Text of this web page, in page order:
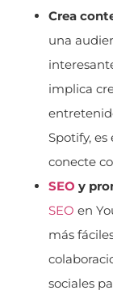
Crea
una
implica
Spotify,
conecte
SEO y
SEO en
más
sociales